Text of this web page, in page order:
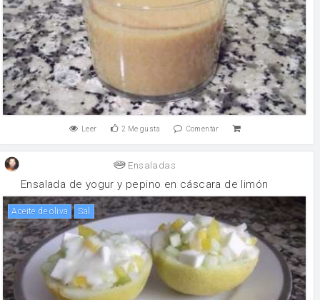
Leer 2 Me gusta Comentar
Ensaladas
Ensalada de yogur y pepino en cáscara de limón
aceite de oliva sal